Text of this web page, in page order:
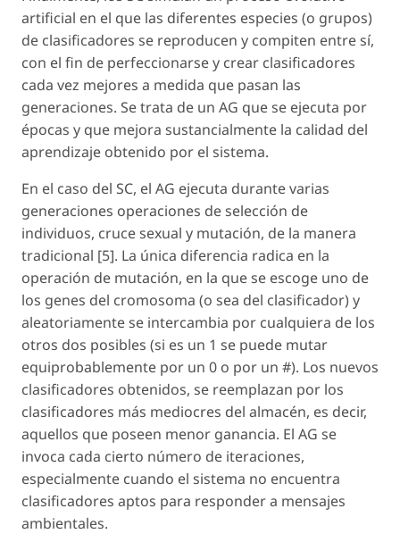
artificial en el que las diferentes especies (o grupos)
de clasificadores se reproducen y compiten entre sí,
con el fin de perfeccionarse y crear clasificadores
cada vez mejores a medida que pasan las
generaciones. Se trata de un AG que se ejecuta por
épocas y que mejora sustancialmente la calidad del
aprendizaje obtenido por el sistema.
En el caso del SC, el AG ejecuta durante varias
generaciones operaciones de selección de
individuos, cruce sexual y mutación, de la manera
tradicional [5]. La única diferencia radica en la
operación de mutación, en la que se escoge uno de
los genes del cromosoma (o sea del clasificador) y
aleatoriamente se intercambia por cualquiera de los
otros dos posibles (si es un 1 se puede mutar
equiprobablemente por un 0 o por un #). Los nuevos
clasificadores obtenidos, se reemplazan por los
clasificadores más mediocres del almacén, es decir,
aquellos que poseen menor ganancia. El AG se
invoca cada cierto número de iteraciones,
especialmente cuando el sistema no encuentra
clasificadores aptos para responder a mensajes
ambientales.